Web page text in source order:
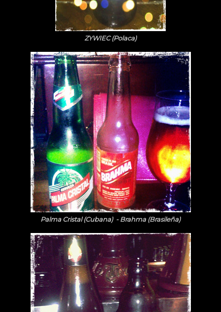
ZYWIEC (Polaca)
Palma Cristal (Cubana) - Brahma (Brasileña)